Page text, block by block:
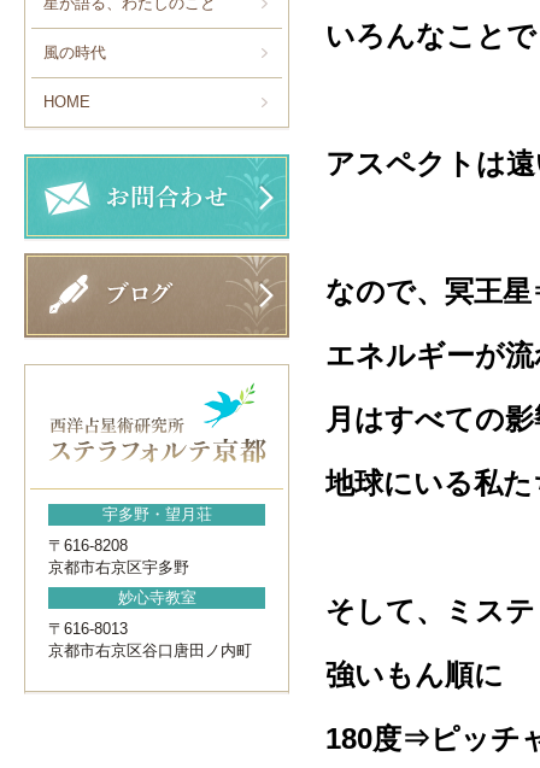
風の時代
HOME
宇多野・望月荘
〒616-8208
京都市右京区宇多野
妙心寺教室
〒616-8013
京都市右京区谷口唐田ノ内町
いろんなこと
アスペクトは
なので、冥王
エネルギーが
月はすべての
地球にいる私
そして、ミス
強いもん順に
180度⇒ピッチ